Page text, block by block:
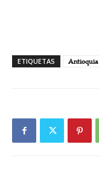
ETIQUETAS Antioquia